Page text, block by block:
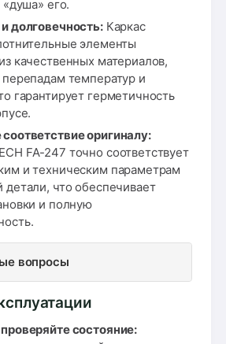
его.
долговечность:Каркас
элементы
качественных материалов,
температур и
гарантирует герметичность
оригиналу:
FA-247 точно соответствует
и техническим параметрам
детали, что обеспечивает
и полную
вопросы
состояние: